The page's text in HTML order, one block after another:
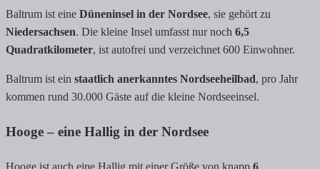
Baltrum ist eine Düneninsel in der Nordsee, sie gehört zu
Niedersachsen. Die kleine Insel umfasst nur noch 6,5
Quadratkilometer, ist autofrei und verzeichnet 600 Einwohner.
Baltrum ist ein staatlich anerkanntes Nordseeheilbad, pro Jahr
kommen rund 30.000 Gäste auf die kleine Nordseeinsel.
Hooge – eine Hallig in der Nordsee
Hooge ist auch eine Hallig mit einer Größe von knapp 6